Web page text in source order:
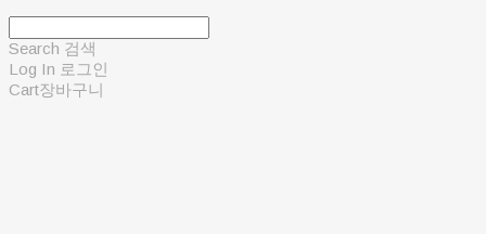
Search 검색
Log In 로그인
Cart장바구니